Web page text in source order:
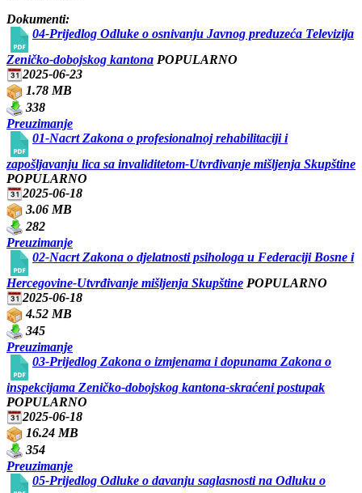
Dokumenti:
04-Prijedlog Odluke o osnivanju Javnog preduzeća Televizija
Zeničko-dobojskog kantona POPULARNO
2025-06-23
1.78 MB
338
Preuzimanje
01-Nacrt Zakona o profesionalnoj rehabilitaciji i
zapošljavanju lica sa invaliditetom-Utvrđivanje mišljenja Skupštine
POPULARNO
2025-06-18
3.06 MB
282
Preuzimanje
02-Nacrt Zakona o djelatnosti psihologa u Federaciji Bosne i
Hercegovine-Utvrđivanje mišljenja Skupštine POPULARNO
2025-06-18
4.52 MB
345
Preuzimanje
03-Prijedlog Zakona o izmjenama i dopunama Zakona o
inspekcijama Zeničko-dobojskog kantona-skraćeni postupak
POPULARNO
2025-06-18
16.24 MB
354
Preuzimanje
05-Prijedlog Odluke o davanju saglasnosti na Odluku o